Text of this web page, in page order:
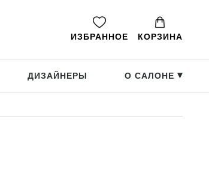
ИЗБРАННОЕ КОРЗИНА
ДИЗАЙНЕРЫ О САЛОНЕ ▸